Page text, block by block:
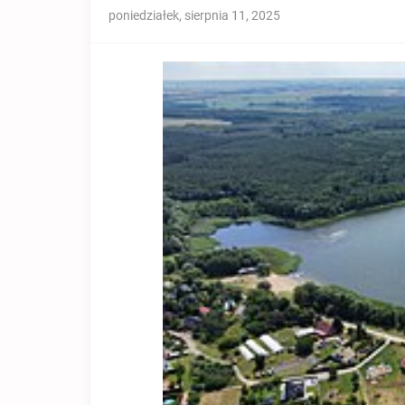
poniedziałek, sierpnia 11, 2025